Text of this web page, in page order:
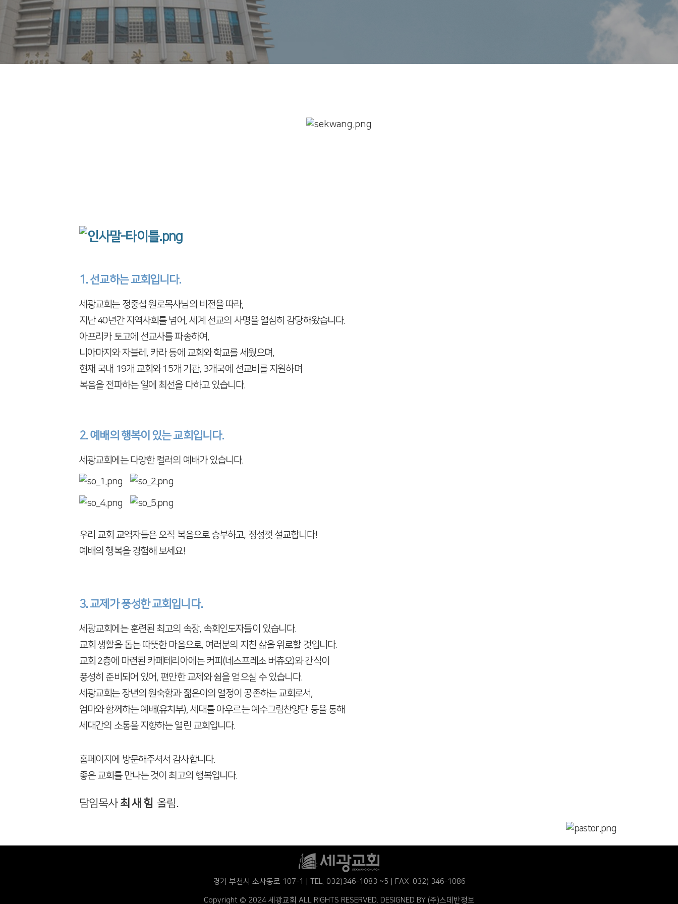
1. 선교하는 교회입니다.
세광교회는 정중섭 원로목사님의 비전을 따라,
지난 40년간 지역사회를 넘어,세계 선교의 사명을 열심히 감당해왔습니다.
아프리카 토고에 선교사를 파송하여,
니아마지와 자블레, 카라 등에 교회와 학교를 세웠으며,
현재 국내 19개 교회와 15개 기관, 3개국에 선교비를 지원하며
복음을 전파하는 일에 최선을 다하고 있습니다.
2. 예배의 행복이 있는 교회입니다.
세광교회에는 다양한 컬러의 예배가 있습니다.
우리 교회 교역자들은 오직 복음으로 승부하고, 정성껏 설교합니다!
예배의 행복을 경험해 보세요!
3. 교제가 풍성한 교회입니다.
세광교회에는 훈련된 최고의 속장, 속회인도자들이 있습니다.
교회 생활을 돕는 따뜻한 마음으로,여러분의 지친 삶을 위로할 것입니다.
교회 2층에 마련된 카페테리아에는커피(네스프레소 버츄오)와 간식이
풍성히 준비되어 있어, 편안한 교제와 쉼을 얻으실 수 있습니다.
세광교회는 장년의 원숙함과 젊은이의 열정이 공존하는 교회로서,
엄마와 함께하는 예배(유치부),세대를 아우르는 예수그림찬양단 등을 통해
세대간의 소통을 지향하는 열린 교회입니다.
홈페이지에 방문해주셔서 감사합니다.
좋은 교회를 만나는 것이 최고의 행복입니다.
담임목사 최 새 힘올림.
경기 부천시 소사동로 107-1 TEL. 032)346-1083 ~5 FAX. 032) 346-1086
Copyright © 2024 세광교회 ALL RIGHTS RESERVED. DESIGNED BY (주)스데반정보